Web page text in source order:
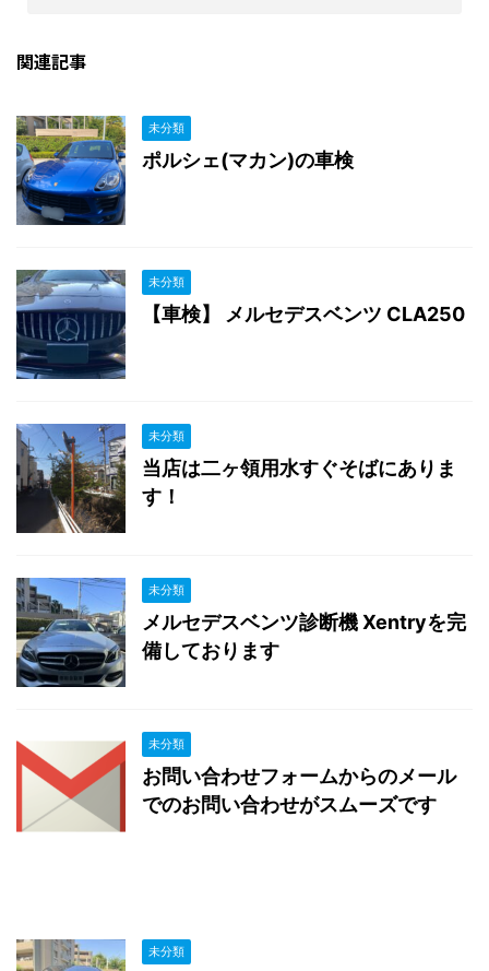
関連記事
未分類
ポルシェ(マカン)の車検
未分類
【車検】 メルセデスベンツ CLA250
未分類
当店は二ヶ領用水すぐそばにありま
す！
未分類
メルセデスベンツ診断機 Xentryを完
備しております
未分類
お問い合わせフォームからのメール
でのお問い合わせがスムーズです
未分類